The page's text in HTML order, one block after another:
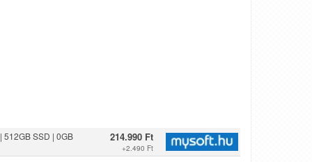
512GB SSD | 0GB 214.990 Ft
+2.490 Ft